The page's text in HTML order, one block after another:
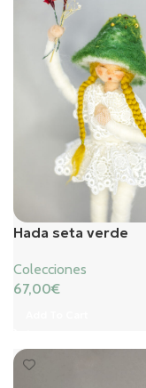
Hada seta verde
Colecciones
67,00€